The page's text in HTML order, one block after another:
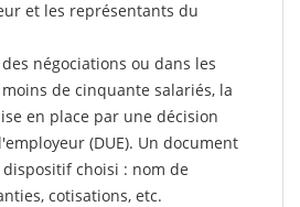
et les représentants du
négociations ou dans les
de cinquante salariés, la
en place par une décision
(DUE). Un document
choisi : nom de
cotisations, etc.